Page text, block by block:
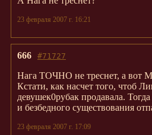
23 февраля 2007 г. 16:21
#71727
666
Нага ТОЧНО не треснет, а вот
Кстати, как насчет того, чтоб
девушек0рубак продавала.
и безбедного существования
23 февраля 2007 г. 17:09